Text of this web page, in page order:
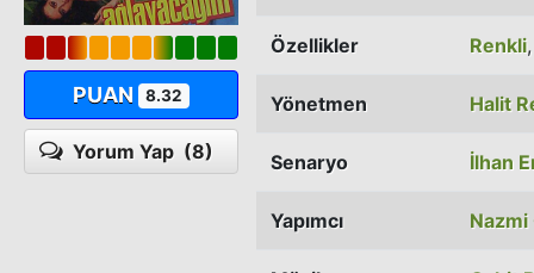
PUAN 8.32
Yorum Yap (8)
Özellikler Renkli
Yönetmen Halit
Senaryo İlhan
Yapımcı Nazmi